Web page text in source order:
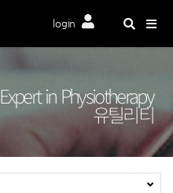
login
Expert in Physiotherapy
유틸리티